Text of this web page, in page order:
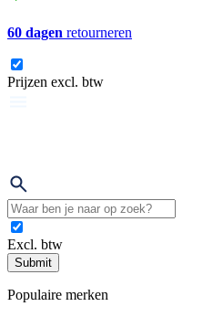
60 dagen retourneren
Prijzen excl. btw
Excl. btw
Submit
Populaire merken